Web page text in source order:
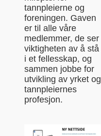
tannpleierne og
foreningen. Gaven
er til alle våre
medlemmer, de ser
viktigheten av å stå
i et fellesskap, og
sammen jobbe for
utvikling av yrket og
tannpleiernes
profesjon.